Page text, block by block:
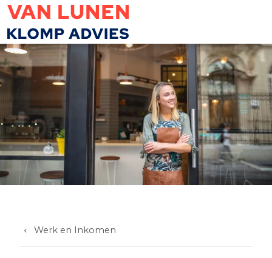
Overslaan en naar de inhoud gaan
Werk en Inkomen